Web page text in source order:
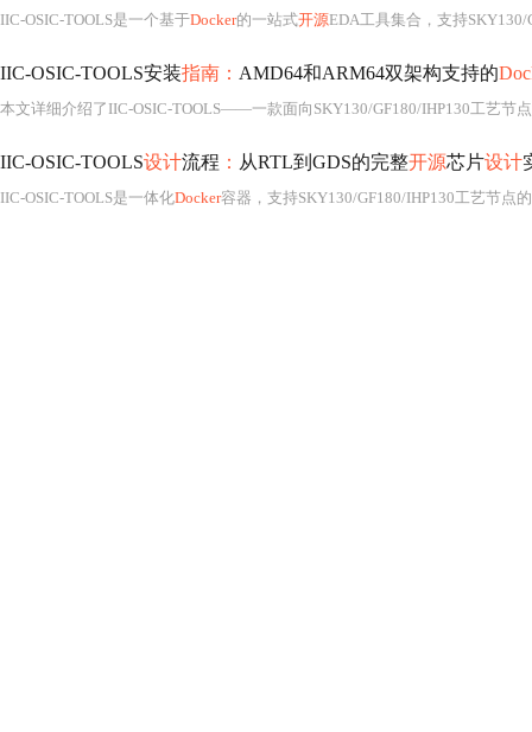
IIC-OSIC-TOOLS是一个基于Docker的一站式开源EDA工具集合，支持
IIC-OSIC-TOOLS安装指南： AMD64和ARM64双架构支持的
本文详细介绍了IIC-OSIC-TOOLS——一款面向SKY130/GF180/IHP130工艺节
IIC-OSIC-TOOLS设计流程 ： 从RTL到GDS的完整开源芯片设计
IIC-OSIC-TOOLS是一体化Docker容器，支持SKY130/GF180/IHP130工艺节点